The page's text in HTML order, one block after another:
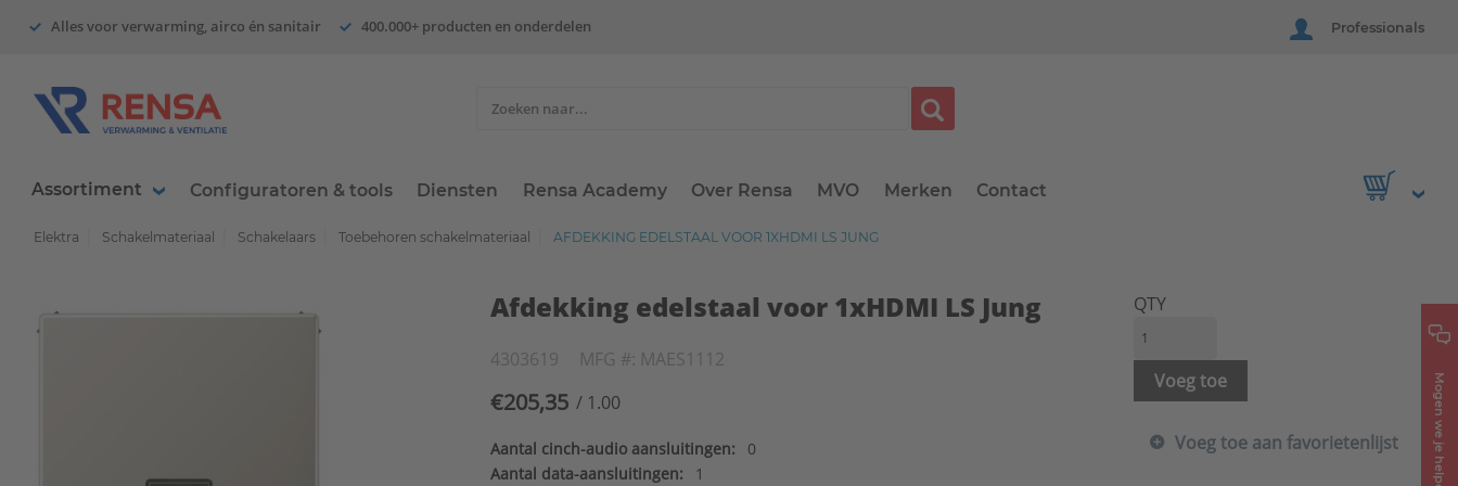
Alles voor verwarming, airco én sanitair 400.000+ producten en onderdelen Professionals
Assortiment Configuratoren & tools Diensten Rensa Academy Over Rensa MVO Merken Contact
Mogen we je helpen?
Elektra Schakelmateriaal Schakelaars Toebehoren schakelmateriaal AFDEKKING EDELSTAAL VOOR 1XHDMI LS JUNG
Afdekking edelstaal voor 1xHDMI LS Jung
4303619 MFG #: MAES1112
€205,35 / 1.00
Aantal cinch-audio aansluitingen:
0
Aantal data-aansluitingen:
1
QTY
Voeg toe
Voeg toe aan favorietenlijst